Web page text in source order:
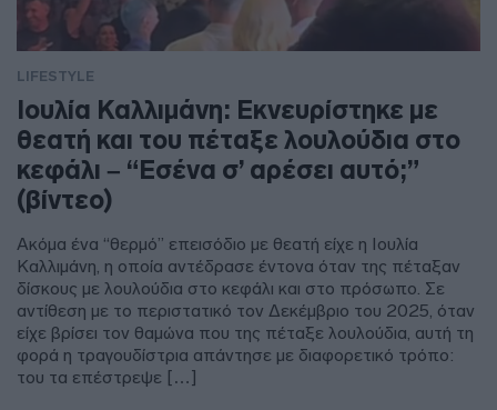
LIFESTYLE
Ιουλία Καλλιμάνη: Εκνευρίστηκε με
θεατή και του πέταξε λουλούδια στο
κεφάλι – “Εσένα σ’ αρέσει αυτό;”
(βίντεο)
Ακόμα ένα “θερμό” επεισόδιο με θεατή είχε η Ιουλία
Καλλιμάνη, η οποία αντέδρασε έντονα όταν της πέταξαν
δίσκους με λουλούδια στο κεφάλι και στο πρόσωπο. Σε
αντίθεση με το περιστατικό τον Δεκέμβριο του 2025, όταν
είχε βρίσει τον θαμώνα που της πέταξε λουλούδια, αυτή τη
φορά η τραγουδίστρια απάντησε με διαφορετικό τρόπο:
του τα επέστρεψε […]